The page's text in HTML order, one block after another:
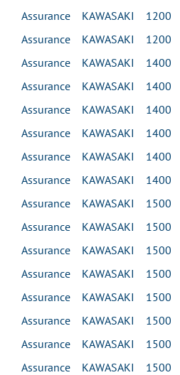
Assurance KAWASAKI 1200
Assurance KAWASAKI 1200
Assurance KAWASAKI 1400
Assurance KAWASAKI 1400
Assurance KAWASAKI 1400
Assurance KAWASAKI 1400
Assurance KAWASAKI 1400
Assurance KAWASAKI 1400
Assurance KAWASAKI 1500
Assurance KAWASAKI 1500
Assurance KAWASAKI 1500
Assurance KAWASAKI 1500
Assurance KAWASAKI 1500
Assurance KAWASAKI 1500
Assurance KAWASAKI 1500
Assurance KAWASAKI 1500